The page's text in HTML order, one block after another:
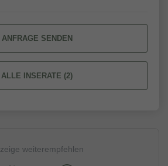
ANFRAGE SENDEN
ALLE INSERATE (2)
weiterempfehlen